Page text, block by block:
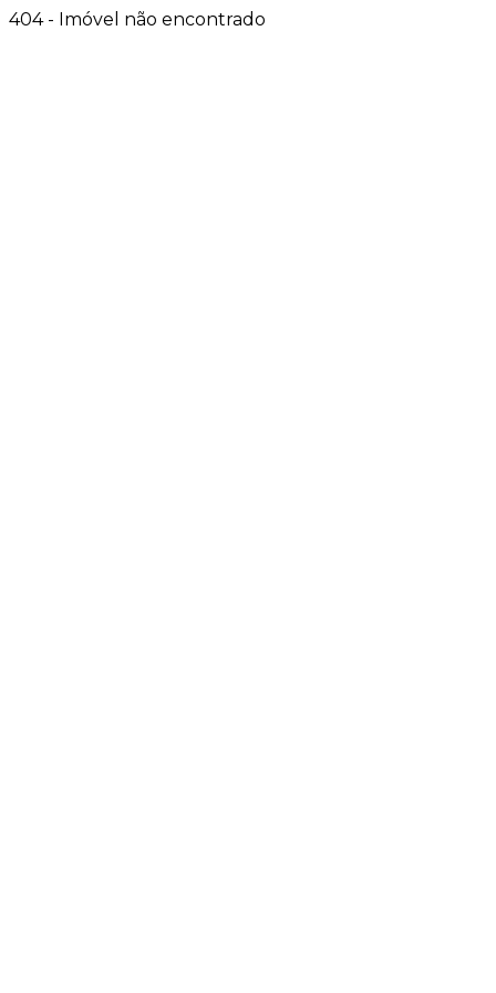
404 - Imóvel não encontrado